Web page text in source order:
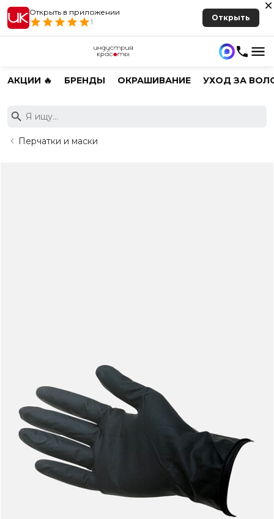
Открыть в приложении
1
Открыть
АКЦИИ 🔥 БРЕНДЫ ОКРАШИВАНИЕ УХОД ЗА
Перчатки и маски